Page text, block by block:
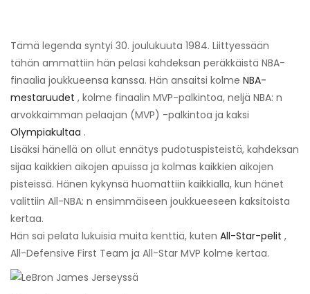
Tämä legenda syntyi 30. joulukuuta 1984. Liittyessään
tähän ammattiin hän pelasi kahdeksan peräkkäistä NBA-
finaalia joukkueensa kanssa. Hän ansaitsi kolme NBA-
mestaruudet , kolme finaalin MVP-palkintoa, neljä NBA: n
arvokkaimman pelaajan (MVP) -palkintoa ja kaksi
Olympiakultaa .
Lisäksi hänellä on ollut ennätys pudotuspisteistä, kahdeksan
sijaa kaikkien aikojen apuissa ja kolmas kaikkien aikojen
pisteissä. Hänen kykynsä huomattiin kaikkialla, kun hänet
valittiin All-NBA: n ensimmäiseen joukkueeseen kaksitoista
kertaa.
Hän sai pelata lukuisia muita kenttiä, kuten All-Star-pelit ,
All-Defensive First Team ja All-Star MVP kolme kertaa.